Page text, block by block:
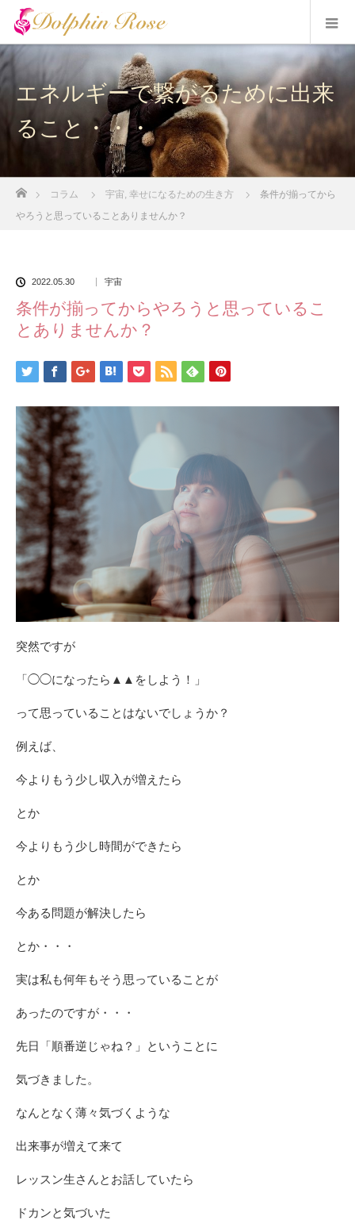
エネルギーで繋がるために出来
ること・・・
コラム 宇宙 幸せになるための生き方
条件が揃ってから
やろうと思っていることありませんか？
2022.05.30 宇宙
条件が揃ってからやろうと思っているこ
とありませんか？
突然ですが
「◯◯になったら▲▲をしよう！」
って思っていることはないでしょうか？
例えば、
今よりもう少し収入が増えたら
とか
今よりもう少し時間ができたら
とか
今ある問題が解決したら
とか・・・
実は私も何年もそう思っていることが
あったのですが・・・
先日「順番逆じゃね？」ということに
気づきました。
なんとなく薄々気づくような
出来事が増えて来て
レッスン生さんとお話していたら
ドカンと気づいた